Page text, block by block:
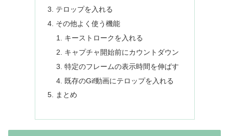
テロップを入れる
その他よく使う機能
キーストロークを入れる
キャプチャ開始前にカウントダウン
特定のフレームの表示時間を伸ばす
既存のGif動画にテロップを入れる
まとめ